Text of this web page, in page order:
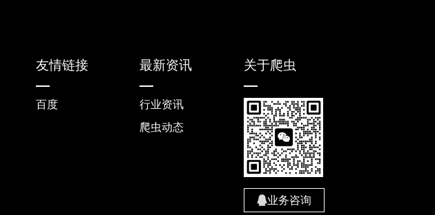
友情链接
百度
最新资讯
行业资讯
爬虫动态
关于爬虫
业务咨询